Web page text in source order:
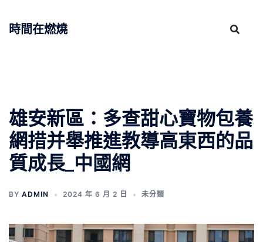
時間在燃燒
雄安新區：多查甜心寶物包養
網措并舉推進教導高東西的品
質成長_中國網
BY ADMIN 2024 年 6 月 2 日 未分類